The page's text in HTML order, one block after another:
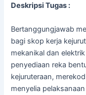
Deskripsi Tugas :
Bertanggungjawab
bagi skop kerja
mekanikal dan
penyediaan reka
kejuruteraan,
menyelia